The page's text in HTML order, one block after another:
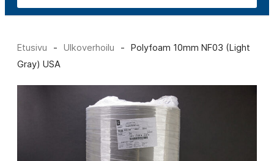
Etusivu - Ulkoverhoilu -
Polyfoam 10mm NF03 (Light
Gray) USA